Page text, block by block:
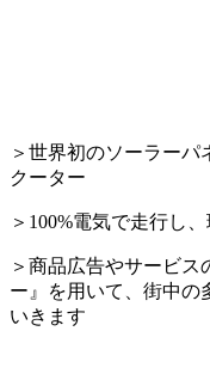
＞世界初のソーラー
クーター
＞100%電気で走行し
＞商品広告やサービス
ー』を用いて、街中の
いきます